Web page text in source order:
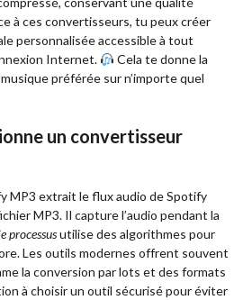
à ces convertisseurs, tu peux créer
personnalisée accessible à tout
Internet.
Cela te donne la
préférée sur n’importe quel
un convertisseur
MP3 extrait le flux audio de Spotify
MP3. Il capture l’audio pendant la
processusutilise des algorithmes pour
Les outils modernes offrent souvent
la conversion par lots et des formats
à choisir un outil sécurisé pour éviter